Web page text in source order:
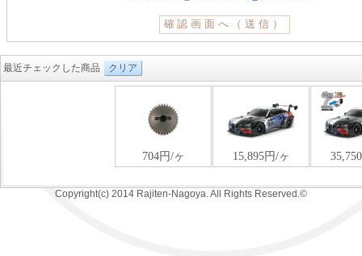
最近チェックした商品 クリア
Copyright(c) 2014 Rajiten-Nagoya. All Rights Reserved.©